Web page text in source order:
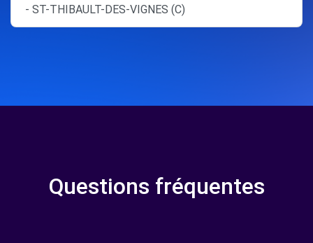
- ST-THIBAULT-DES-VIGNES (C)
Questions fréquentes